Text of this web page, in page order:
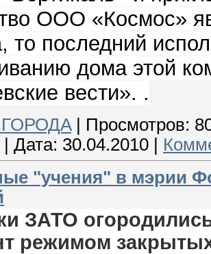
ООО «Космос»
то последний
дома этой
вести». .
| Просмотров:
Дата: 30.04.2010
"учения" в мэрии
ЗАТО
режимом